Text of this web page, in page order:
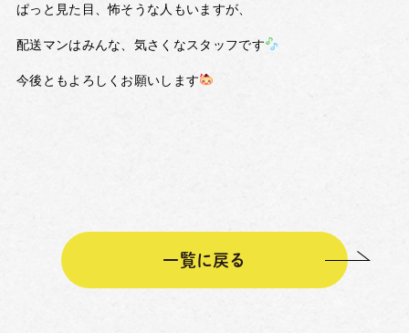
ぱっと見た目、怖そうな人もいますが、
配送マンはみんな、気さくなスタッフです
今後ともよろしくお願いします
一覧に戻る